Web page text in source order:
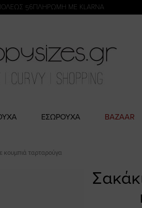
56ΠΛΗΡΩΜΗ ΜΕ KLARNA
ΕΣΩΡΟΥΧΑ BAZAAR
κουμπιά ταρταρούγα